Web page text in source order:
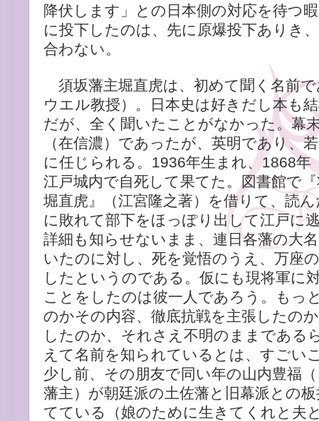
降伏します」との日本側の対応を待つ
に投下したのは、先に原爆投下ありき
合わない。
須坂藩主堀直虎は、初めて聞く名前
ウエル教授）。日本史は好きだし本も
だが、全く聞いたことがなかった。幕
（在信濃）であったが、英明であり、
に任じられる。1936年生まれ、1868年
江戸城内で自死して果てた。図書館で
堀直虎』（江宮隆之著）を借りて、読
に敗れて部下をほっぽり出して江戸に
詳細も知らせないまま、連日各藩の大
いたのに対し、死を覚悟のうえ、万座
したというのである。仮にも現将軍に
ことをしたのは彼一人であろう。もっ
のかその内容、徹底抗戦を主張したの
したのか、それさえ不明のままである
えて名前を知られているとは、すごい
少し前、その朋友で同い年の山内豊福
藩主）が朝廷派の土佐藩と旧幕派との
てている（娘のために生きてくれと夫